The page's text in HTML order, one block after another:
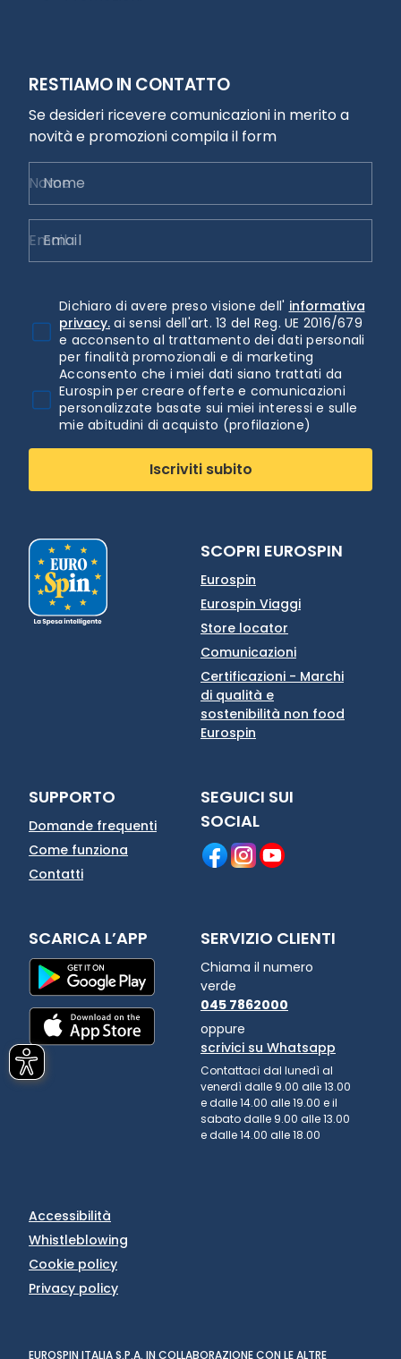
RESTIAMO IN CONTATTO
Se desideri ricevere comunicazioni in merito a
novità e promozioni compila il form
Nome
Email
Dichiaro di avere preso visione dell' informativa
privacy. ai sensi dell'art. 13 del Reg. UE 2016/679
e acconsento al trattamento dei dati personali
per finalità promozionali e di marketing
Acconsento che i miei dati siano trattati da
Eurospin per creare offerte e comunicazioni
personalizzate basate sui miei interessi e sulle
mie abitudini di acquisto (profilazione)
Iscriviti subito
SCOPRI EUROSPIN
Eurospin
Eurospin Viaggi
Store locator
Comunicazioni
Certificazioni - Marchi
di qualità e
sostenibilità non food
Eurospin
SUPPORTO
Domande frequenti
Come funziona
Contatti
SEGUICI SUI
SOCIAL
SCARICA L’APP SERVIZIO CLIENTI
Chiama il numero
verde
045 7862000
oppure
scrivici su Whatsapp
Contattaci dal lunedì al
venerdì dalle 9.00 alle 13.00
e dalle 14.00 alle 19.00 e il
sabato dalle 9.00 alle 13.00
e dalle 14.00 alle 18.00
Accessibilità
Whistleblowing
Cookie policy
Privacy policy
EUROSPIN ITALIA S.P.A. IN COLLABORAZIONE CON LE ALTRE